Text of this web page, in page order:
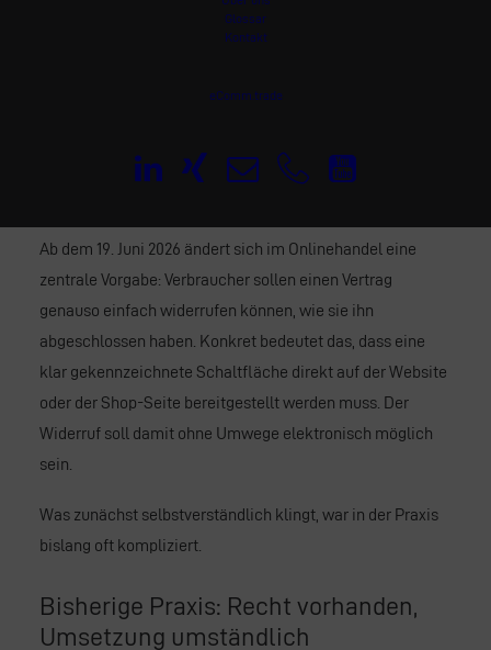
Glossar
Kontakt
eComm.trade
Widerruf per Button im Online-Shop:
Neue Pflicht ab 19. Juni 2026
Ab dem 19. Juni 2026 ändert sich im Onlinehandel eine
zentrale Vorgabe: Verbraucher sollen einen Vertrag
genauso einfach widerrufen können, wie sie ihn
abgeschlossen haben. Konkret bedeutet das, dass eine
klar gekennzeichnete Schaltfläche direkt auf der Website
oder der Shop-Seite bereitgestellt werden muss. Der
Widerruf soll damit ohne Umwege elektronisch möglich
sein.
Was zunächst selbstverständlich klingt, war in der Praxis
bislang oft kompliziert.
Bisherige Praxis: Recht vorhanden,
Umsetzung umständlich